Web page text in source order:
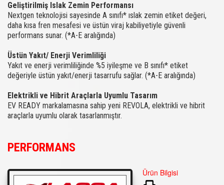
Geliştirilmiş Islak Zemin Performansı
Nextgen teknolojisi sayesinde A sınıfı* ıslak zemin etiket değeri,
daha kısa fren mesafesi ve üstün viraj kabiliyetiyle güvenli
performans sunar. (*A-E aralığında)
Üstün Yakıt/ Enerji Verimliliği
Yakıt ve enerji verimliliğinde %5 iyileşme ve B sınıfı* etiket
değeriyle üstün yakıt/enerji tasarrufu sağlar. (*A-E aralığında)
Elektrikli ve Hibrit Araçlarla Uyumlu Tasarım
EV READY markalamasına sahip yeni REVOLA, elektrikli ve hibrit
araçlarla uyumlu olarak tasarlanmıştır.
PERFORMANS
Ürün Bilgisi